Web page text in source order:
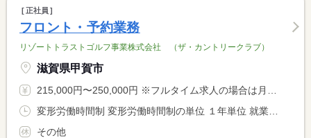
正社員
フロント・予約業務
リゾートトラストゴルフ事業株式会社 （ザ・カントリークラブ）
滋賀県甲賀市
215,000円〜250,000円 ※フルタイム求人の場合は月額（換算額）、パート求人の場合は時間額を表示しています。
その他